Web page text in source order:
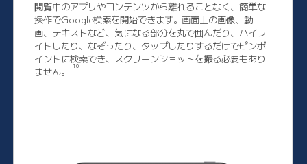
閲覧中のアプリやコンテンツから離れることなく、簡単な
操作でGoogle検索を開始できます。画面上の画像、動
画、テキストなど、気になる部分を丸で囲んだり、ハイラ
イトしたり、なぞったり、タップしたりするだけでピンポ
イントに検索でき、スクリーンショットを撮る必要もあり
ません。
10